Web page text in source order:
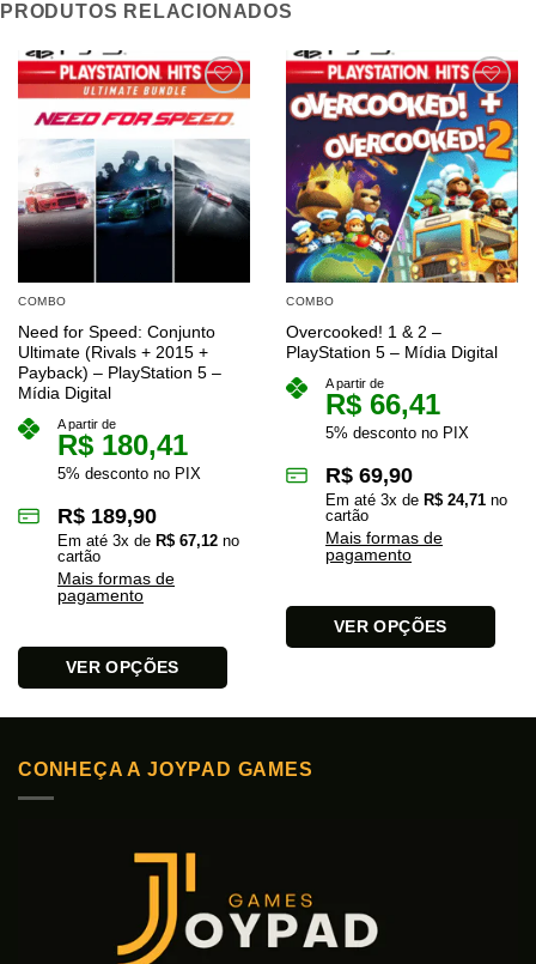
PRODUTOS RELACIONADOS
COMBO
Need for Speed: Conjunto
Ultimate (Rivals + 2015 +
Payback) – PlayStation 5 –
Mídia Digital
A partir de
R$ 180,41
5% desconto no PIX
R$ 189,90
Em até 3x de R$ 67,12 no
cartão
Mais formas de
pagamento
VER OPÇÕES
várias
variantes.
COMBO
Overcooked! 1 & 2 –
PlayStation 5 – Mídia Digital
A partir de
R$ 66,41
5% desconto no PIX
R$ 69,90
Em até 3x de R$ 24,71 no
cartão
Mais formas de
pagamento
VER OPÇÕES
variantes.
na
página
CONHEÇA A JOYPAD GAMES